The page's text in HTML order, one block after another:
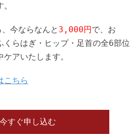
今ならなんと 3,000円で、お
くらはぎ・ヒップ・足首の全6部位
アいたします。
こちら
今すぐ申し込む